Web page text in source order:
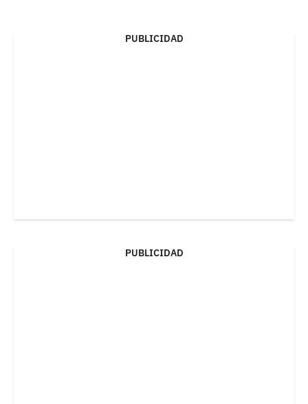
PUBLICIDAD
PUBLICIDAD